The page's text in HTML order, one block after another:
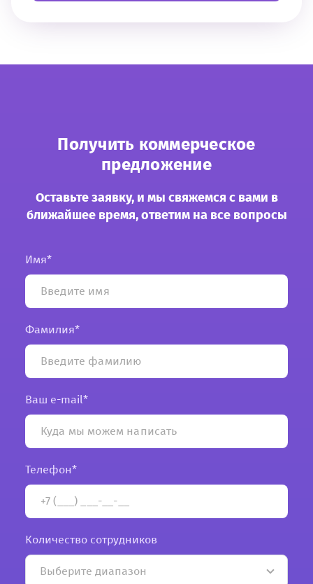
Получить коммерческое
предложение
Оставьте заявку, и мы свяжемся с вами в
ближайшее время, ответим на все вопросы
Имя*
Фамилия*
Ваш e-mail*
Телефон*
Количество сотрудников
Выберите диапазон